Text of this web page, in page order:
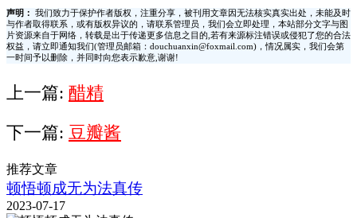
声明：
我们致力于保护作者版权，注重分享，被刊用文章因无法核实真实出处，未能及时
与作者取得联系，或有版权异议的，请联系管理员，我们会立即处理，本站部分文字与图
片资源来自于网络，转载是出于传递更多信息之目的,若有来源标注错误或侵犯了您的合法
权益，请立即通知我们(管理员邮箱：douchuanxin@foxmail.com)，情况属实，我们会第
一时间予以删除，并同时向您表示歉意,谢谢!
上一篇: 醋精
下一篇: 豆瓣酱
推荐文章
顿悟顿成无为法真传
2023-07-17